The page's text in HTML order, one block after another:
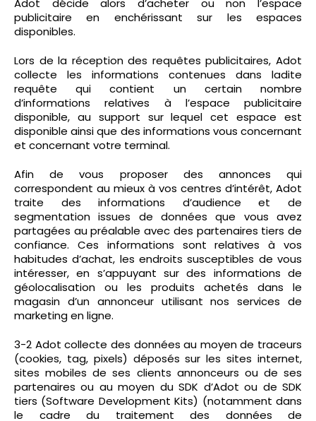
Adot décide alors d’acheter ou non l’espace
publicitaire en enchérissant sur les espaces
disponibles.
Lors de la réception des requêtes publicitaires, Adot
collecte les informations contenues dans ladite
requête qui contient un certain nombre
d’informations relatives à l’espace publicitaire
disponible, au support sur lequel cet espace est
disponible ainsi que des informations vous concernant
et concernant votre terminal.
Afin de vous proposer des annonces qui
correspondent au mieux à vos centres d’intérêt, Adot
traite des informations d’audience et de
segmentation issues de données que vous avez
partagées au préalable avec des partenaires tiers de
confiance. Ces informations sont relatives à vos
habitudes d’achat, les endroits susceptibles de vous
intéresser, en s’appuyant sur des informations de
géolocalisation ou les produits achetés dans le
magasin d’un annonceur utilisant nos services de
marketing en ligne.
3-2 Adot collecte des données au moyen de traceurs
(cookies, tag, pixels) déposés sur les sites internet,
sites mobiles de ses clients annonceurs ou de ses
partenaires ou au moyen du SDK d’Adot ou de SDK
tiers (Software Development Kits) (notamment dans
le cadre du traitement des données de